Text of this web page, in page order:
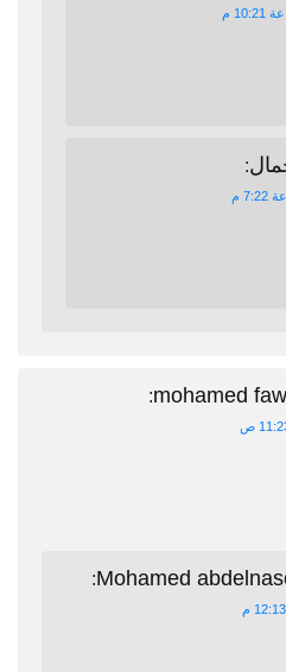
:
mohamed
:
Mohamed
: